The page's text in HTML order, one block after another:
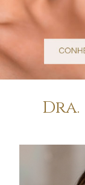
Dra.